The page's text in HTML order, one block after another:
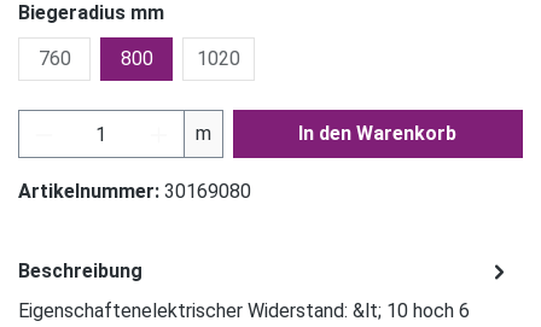
Biegeradius mm
760
800 1020
Produkt Anzahl: Gib den gewünschten Wert
m In den Warenkorb
Artikelnummer: 30169080
Beschreibung
Eigenschaftenelektrischer Widerstand: &lt; 10 hoch 6